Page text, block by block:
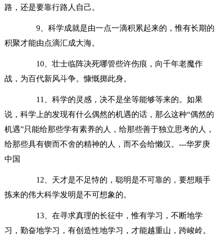
路，还是要靠行路人自己。
9、科学成就是由一点一滴积累起来的，惟有长期的
积聚才能由点滴汇成大海。
10、壮士临阵决死哪管些许伤痕，向千年老魔作
战，为百代新风斗争。慷慨掷此身。
11、科学的灵感，决不是坐等能够等来的。如果
说，科学上的发现有什么偶然的机遇的话，那么这种“偶然的
机遇”只能给那些学有素养的人，给那些善于独立思考的人，
给那些具有锲而不舍的精神的人，而不会给懒汉。---华罗庚
中国
12、天才是不足恃的，聪明是不可靠的，要想顺手
拣来的伟大科学发明是不可想象的。
13、在寻求真理的长征中，惟有学习，不断地学
习，勤奋地学习，有创造性地学习，才能越重山，跨峻岭。